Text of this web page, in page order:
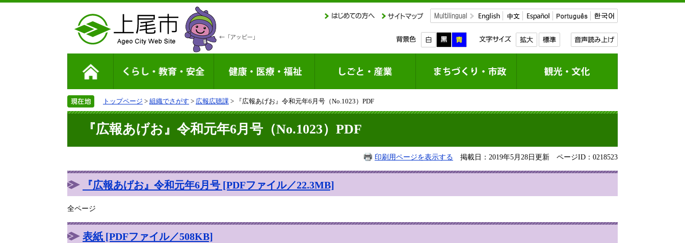
トップページ > 組織でさがす > 広報広聴課 > 『広報あげお』令和元年6月号（No.1023）PDF
『広報あげお』令和元年6月号（No.1023）PDF
印刷用ページを表示する 掲載日：2019年5月28日更新 ページID：0218523
『広報あげお』令和元年6月号 [PDFファイル／22.3MB]
全ページ
表紙 [PDFファイル／508KB]